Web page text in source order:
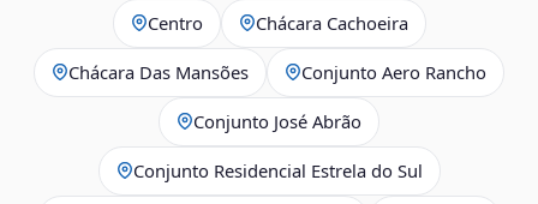
Centro Chácara Cachoeira
Chácara Das Mansões Conjunto Aero Rancho
Conjunto José Abrão
Conjunto Residencial Estrela do Sul